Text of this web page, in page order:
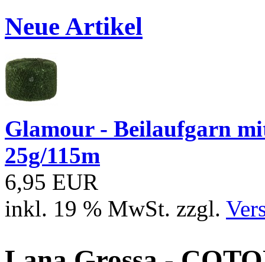
Neue Artikel
Glamour - Beilaufgarn
25g/115m
6,95 EUR
inkl. 19 % MwSt. zzgl.